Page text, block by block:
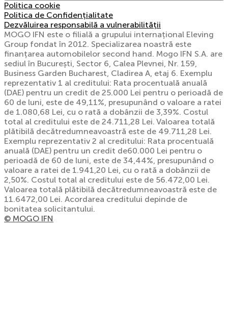
Politica cookie
Politica de Confidențialitate
Dezvăluirea responsabilă a vulnerabilității
MOGO IFN este o filială a grupului internațional Eleving
Group fondat în 2012. Specializarea noastră este
finanțarea automobilelor second hand. Mogo IFN S.A. are
sediul în București, Sector 6, Calea Plevnei, Nr. 159,
Business Garden Bucharest, Cladirea A, etaj 6. Exemplu
reprezentativ 1 al creditului: Rata procentuală anuală
(DAE) pentru un credit de 25.000 Lei pentru o perioadă de
60 de luni, este de 49,11%, presupunând o valoare a ratei
de 1.080,68 Lei, cu o rată a dobânzii de 3,39%. Costul
total al creditului este de 24.711,28 Lei. Valoarea totală
plătibilă decătredumneavoastră este de 49.711,28 Lei.
Exemplu reprezentativ 2 al creditului: Rata procentuală
anuală (DAE) pentru un credit de60.000 Lei pentru o
perioadă de 60 de luni, este de 34,44%, presupunând o
valoare a ratei de 1.941,20 Lei, cu o rată a dobânzii de
2,50%. Costul total al creditului este de 56.472,00 Lei.
Valoarea totală plătibilă decătredumneavoastră este de
11.6472,00 Lei. Acordarea creditului depinde de
bonitatea solicitantului.
© MOGO IFN